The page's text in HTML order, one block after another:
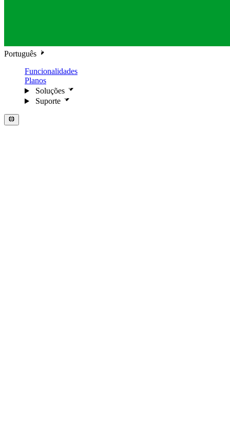
Português
Funcionalidades
Planos
Soluções
Suporte